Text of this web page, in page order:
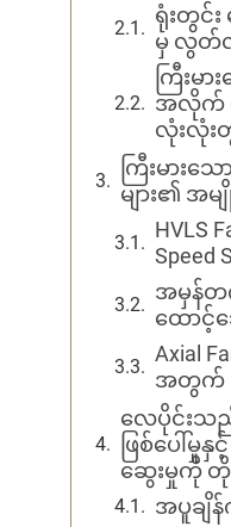
ရုံးတွင်း
မှ လွတ်လ
ကြီးမ
အလိုက် လု
လုံးလုံး
ကြီးမားသ
များ၏ အမျို
HVLS
Speed
အမှန်တ
ထောင့်ဘ
Axial
အတွက်
လေပိုင်းသည်
ဖြစ်ပေါ်မှု
ဆွေးမှုကို တို
အပူချိန်